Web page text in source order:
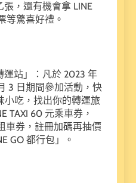
張，還有機會拿 LINE
等驚喜好禮。
運站」：凡於 2023 年
3 日期間參加活動，快
小吃，找出你的轉運旅
TAXI 60 元乘車券，
車券，註冊加碼再抽價
GO 都行包」。